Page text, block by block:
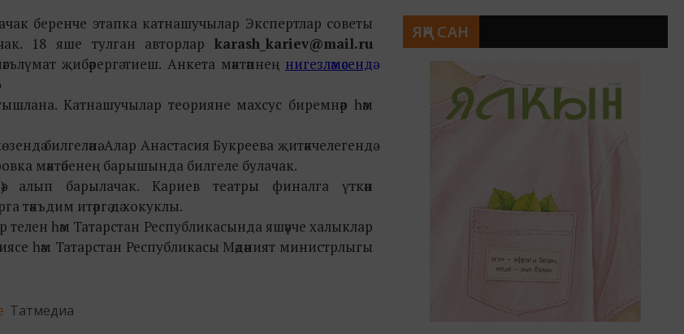
беренче этапка катнашучылар Экспертлар советы
18 яше тулган авторлар karash_kariev@mail.ru
җибәрергә тиеш. Анкета мәктәпнең нигезләмәсендә
Катнашучылар теорияне махсус биремнәр һәм
билгеләнә. Алар Анастасия Букреева җитәкчелегендә
мәктәбенең барышында билгеле булачак.
алып барылачак. Кариев театры финалга үткән
тәкъдим итәргә дә хокуклы.
һәм Татарстан Республикасында яшәүче халыклар
һәм Татарстан Республикасы Мәдәният министрлыгы
Татмедиа
ЯҢА САН